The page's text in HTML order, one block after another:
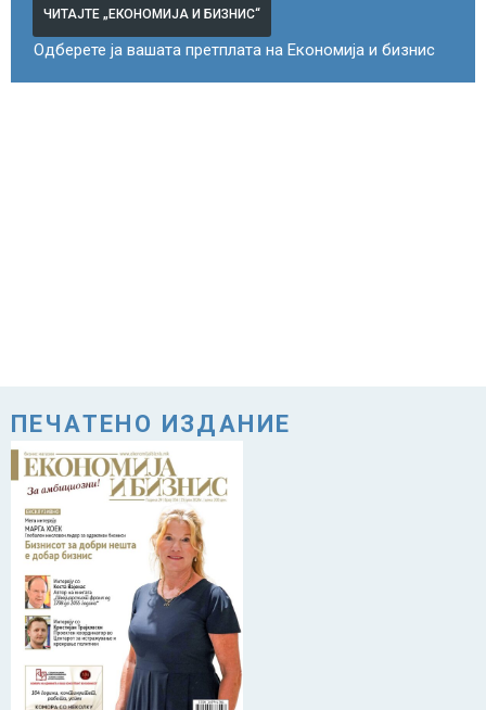
ЧИТАЈТЕ „ЕКОНОМИЈА И БИЗНИС“
Одберете ја вашата претплата на Економија и бизнис
ПЕЧАТЕНО ИЗДАНИЕ